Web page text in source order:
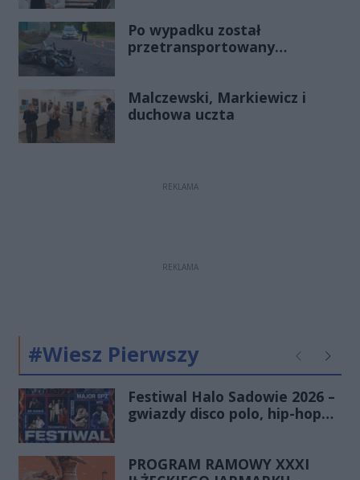
Po wypadku został
przetransportowany
Malczewski, Markiewicz i
duchowa uczta
REKLAMA
REKLAMA
#Wiesz Pierwszy Poprzednie
Festiwal Halo Sadowie 2026 –
gwiazdy disco polo, hip-hopu i
PROGRAM RAMOWY XXXI